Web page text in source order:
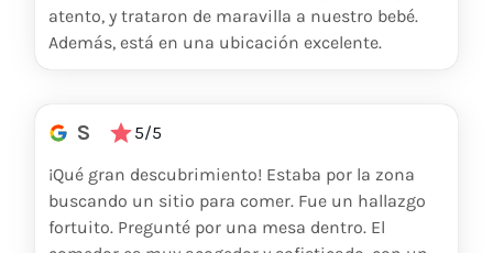
atento, y trataron de maravilla a nuestro bebé.
Además, está en una ubicación excelente.
S
5/5
¡Qué gran descubrimiento! Estaba por la zona
buscando un sitio para comer. Fue un hallazgo
fortuito. Pregunté por una mesa dentro. El